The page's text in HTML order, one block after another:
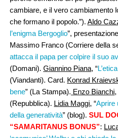
cambiare, e il vero cambiamento
che formano il popolo.”). Aldo
l’enigma Bergoglio”,
Massimo Franco (Corriere della
attacca il papa per colpire il suo
(Domani). Giannino Piana, “
(Viandanti). Card. Konrad
bene” (La Stampa). Enzo Bianchi,
(Repubblica). Lidia Maggi, “Aprire
della generatività” (blog). SUL
“SAMARITANUS BONUS”: